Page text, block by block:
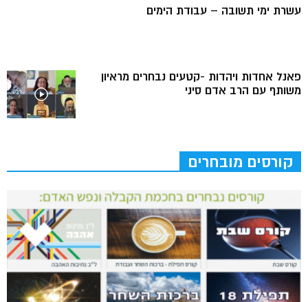
עשרת ימי תשובה – עבודת הימים
פאנל אחדות ויהדות -קטעים נבחרים מראיון
משותף עם הרב אדם סיני
קורסים מובחרים